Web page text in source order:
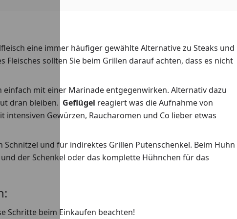
eine immer häufiger gewählte Alternative zu Steaks und
sollten Sie beim Grillen darauf achten, dass es nicht
einfach mit einer Marinade entgegenwirken. Alternativ dazu
dran bleiben. Geflügel reagiert was die Aufnahme von
Gewürzen, Raucharomen und Co lieber etwas
Schnitzel und für indirektes Grillen Putenschenkel. Beim Huhn
der Schenkel oder das komplette Hühnchen für das
Schritte beim Einkaufen beachten!